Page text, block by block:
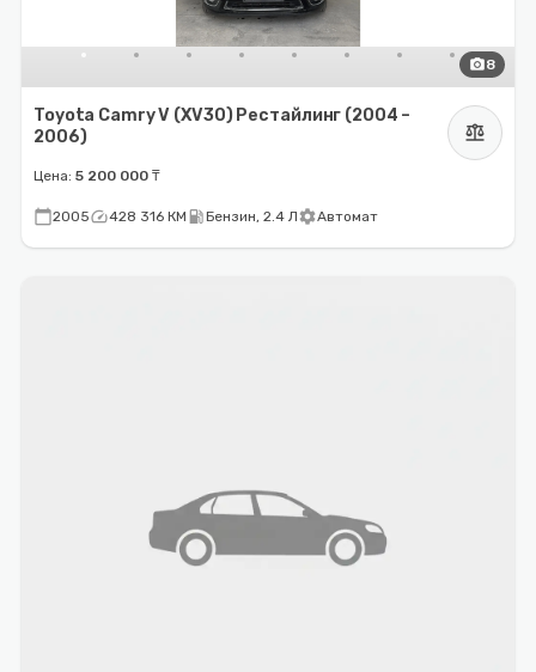
photo_camera8
Toyota Camry V (XV30) Рестайлинг (2004 –
2006)
balance
Цена: 5 200 000 ₸
calendar_today2005speed428 316 КМ local_gas_stationБензин, 2.4 ЛsettingsАвтомат